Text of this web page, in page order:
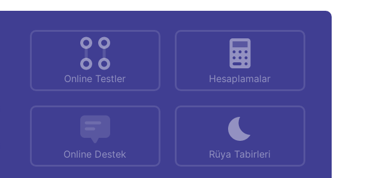
Online Testler Hesaplamalar
Online Destek Rüya Tabirleri